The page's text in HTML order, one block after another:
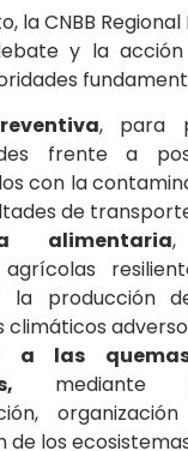
la CNBB
y la acción
, para
frente a
con la
de
alimentaria,
la producción
climáticos
a las
mediante
los